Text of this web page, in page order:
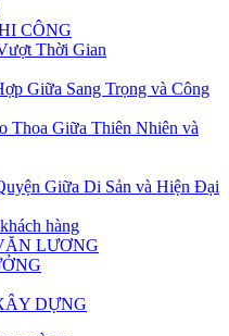
CÔNG
Thời Gian
Giữa Sang Trọng và Công
Thoa Giữa Thiên Nhiên và
Giữa Di Sản và Hiện Đại
hàng
LƯƠNG
DỰNG